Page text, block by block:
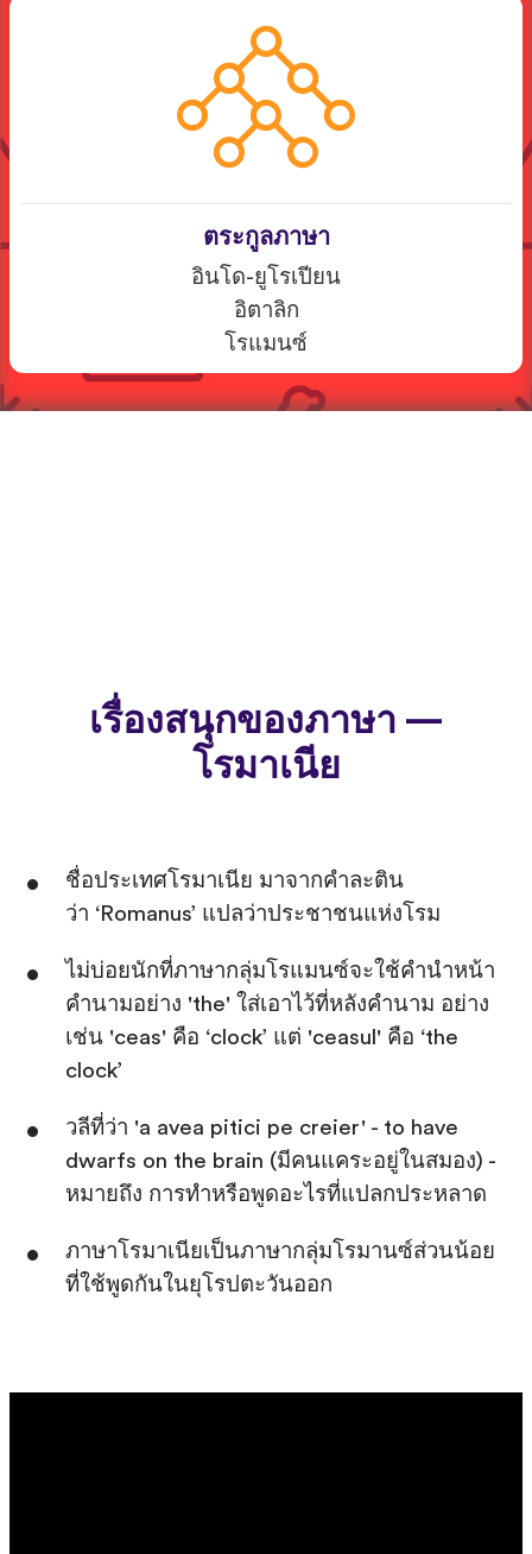
ตระกูลภาษา
อินโด-ยูโรเปียน
อิตาลิก
โรแมนซ์
เรื่องสนุกของภาษา —
โรมาเนีย
ชื่อประเทศโรมาเนีย มาจากคำละติน
ว่า ‘Romanus’ แปลว่าประชาชนแห่งโรม
ไม่บ่อยนักที่ภาษากลุ่มโรแมนซ์จะใช้คำนำหน้า
คำนามอย่าง 'the' ใส่เอาไว้ที่หลังคำนาม อย่าง
เช่น 'ceas' คือ ‘clock’ แต่ 'ceasul' คือ ‘the
clock’
วลีที่ว่า 'a avea pitici pe creier' - to have
dwarfs on the brain (มีคนแคระอยู่ในสมอง) -
หมายถึง การทำหรือพูดอะไรที่แปลกประหลาด
ภาษาโรมาเนียเป็นภาษากลุ่มโรมานซ์ส่วนน้อย
ที่ใช้พูดกันในยุโรปตะวันออก